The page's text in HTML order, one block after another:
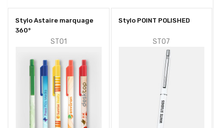
Stylo Astaire marquage
360°
STO1
Stylo POINT POLISHED
STO7